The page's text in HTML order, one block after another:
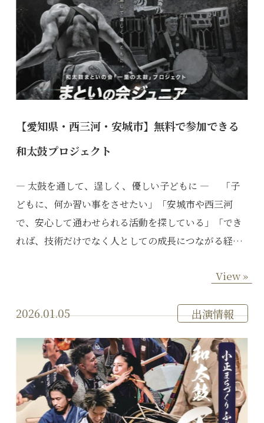
【愛知県・西三河・安城市】無料で参加できる
和太鼓プロジェクト
― 太鼓を通して、逞しく、優しい子どもに ― 「子
どもに、何か習い事をさせたい」「安城市や西三河
で、安心して通わせられる活動を探している」「でき
れば、技術だけでなく人としての成長につながる経…
View »
2026.01.05 出演情報